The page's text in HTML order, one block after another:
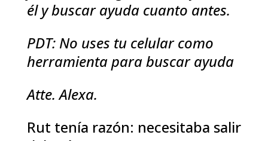
él y buscar ayuda cuanto antes.
PDT: No uses tu celular como
herramienta para buscar ayuda
Atte.Alexa.
Rut tenía razón: necesitaba salir